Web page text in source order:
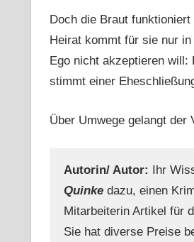
Doch die Braut
Heirat kommt für sie nur
Ego nicht akzeptieren
stimmt einer
Über Umwege gelangt der
Autorin/ Autor: Ihr
Quinkedazu, einen
Mitarbeiterin Artikel für
Sie hat diverse Preise